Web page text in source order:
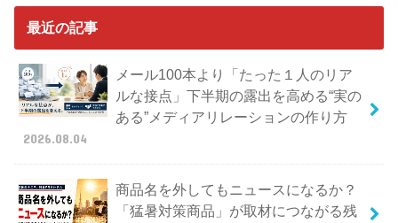
最近の記事
メール100本より「たった１人のリア
ルな接点」下半期の露出を高める“実の
ある”メディアリレーションの作り方
2026.08.04
商品名を外してもニュースになるか？
「猛暑対策商品」が取材につながる残